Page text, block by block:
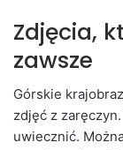
Zdjęcia,
zawsze
Górskie
zdjęć z
uwiecznić.